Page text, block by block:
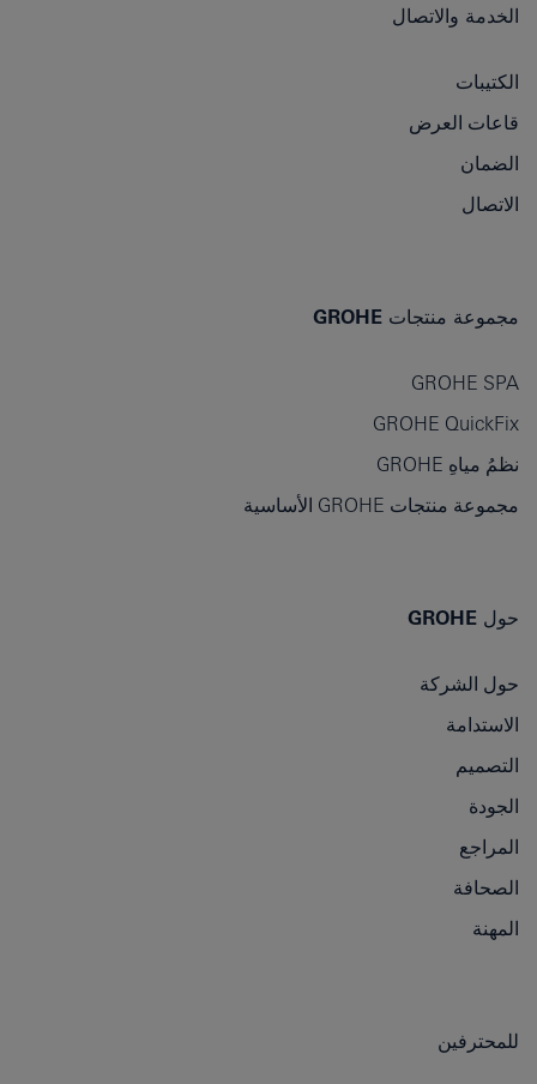
الخدمة والاتصال
الكتيبات
قاعات العرض
الضمان
الاتصال
مجموعة منتجات GROHE
GROHE SPA
GROHE QuickFix
نظمُ مياهِ GROHE
مجموعة منتجات GROHE الأساسية
حول GROHE
حول الشركة
الاستدامة
التصميم
الجودة
المراجع
الصحافة
المهنة
للمحترفين